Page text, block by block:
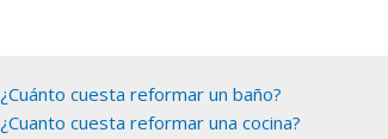
¿Cuánto cuesta reformar un baño?
¿Cuanto cuesta reformar una cocina?